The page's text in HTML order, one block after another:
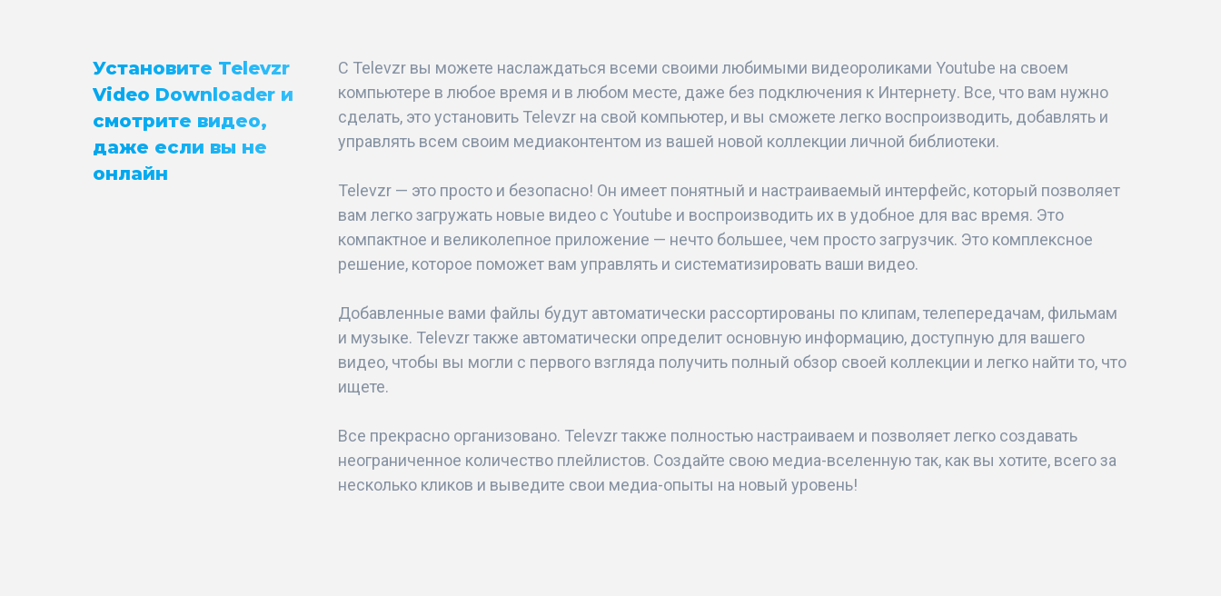
Установите Televzr
Video Downloader и
смотрите видео,
даже если вы не
онлайн
С Televzr вы можете наслаждаться всеми своими любимыми видеороликами Youtube на своем
компьютере в любое время и в любом месте, даже без подключения к Интернету. Все, что вам нужно
сделать, это установить Televzr на свой компьютер, и вы сможете легко воспроизводить, добавлять и
управлять всем своим медиаконтентом из вашей новой коллекции личной библиотеки.
Televzr — это просто и безопасно! Он имеет понятный и настраиваемый интерфейс, который позволяет
вам легко загружать новые видео с Youtube и воспроизводить их в удобное для вас время. Это
компактное и великолепное приложение — нечто большее, чем просто загрузчик. Это комплексное
решение, которое поможет вам управлять и систематизировать ваши видео.
Добавленные вами файлы будут автоматически рассортированы по клипам, телепередачам, фильмам
и музыке. Televzr также автоматически определит основную информацию, доступную для вашего
видео, чтобы вы могли с первого взгляда получить полный обзор своей коллекции и легко найти то, что
ищете.
Все прекрасно организовано. Televzr также полностью настраиваем и позволяет легко создавать
неограниченное количество плейлистов. Создайте свою медиа-вселенную так, как вы хотите, всего за
несколько кликов и выведите свои медиа-опыты на новый уровень!